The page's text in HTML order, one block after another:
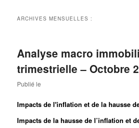
ARCHIVES MENSUELLES :
Analyse macro
trimestrielle – Octobre
Publié le
Impacts de l'inflation et de la hausse
Impacts de la hausse de l’inflation et